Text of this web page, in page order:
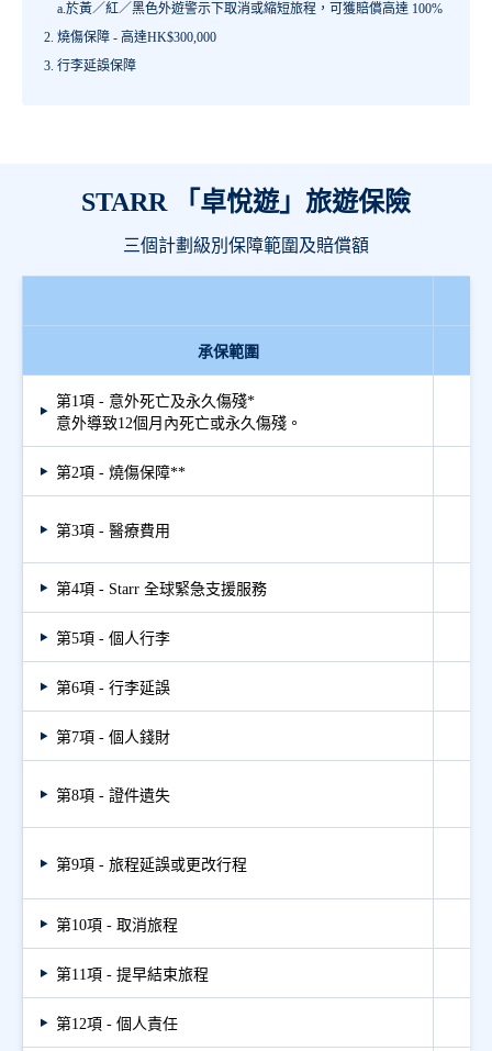
a.於黃／紅／黑色外遊警示下取消或縮短旅程，可獲賠償高達 100%
燒傷保障 - 高達HK$300,000
行李延誤保障
STARR 「卓悅遊」旅遊保險
三個計劃級別保障範圍及賠償額
承保範圍
第1項 - 意外死亡及永久傷殘*
意外導致12個月內死亡或永久傷殘。
第2項 - 燒傷保障**
第3項 - 醫療費用
第4項 - Starr 全球緊急支援服務
第5項 - 個人行李
第6項 - 行李延誤
第7項 - 個人錢財
第8項 - 證件遺失
第9項 - 旅程延誤或更改行程
第10項 - 取消旅程
第11項 - 提早結束旅程
第12項 - 個人責任